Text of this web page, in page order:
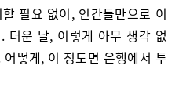
필요 없이, 인간들만으로 이
더운 날, 이렇게 아무 생각 없
떻게, 이 정도면 은행에서 투